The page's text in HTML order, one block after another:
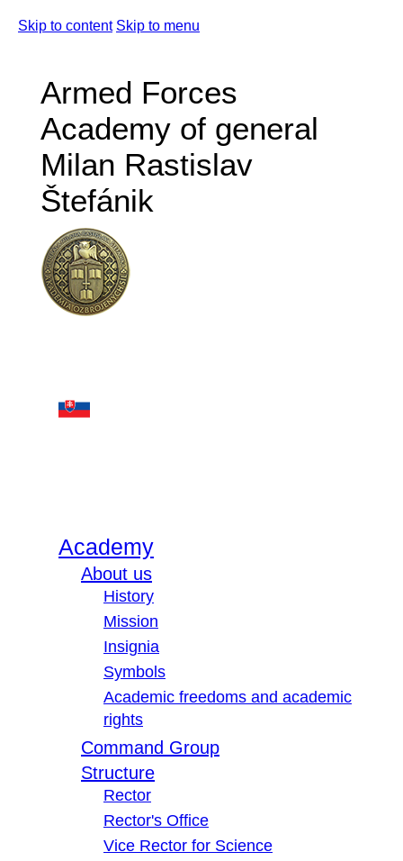
Skip to content Skip to menu
Armed Forces
Academy of general
Milan Rastislav
Štefánik
Academy
About us
History
Mission
Insignia
Symbols
Academic freedoms and academic
rights
Command Group
Structure
Rector
Rector's Office
Vice Rector for Science